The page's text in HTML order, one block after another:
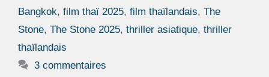
Bangkok, film thaï 2025, film thaïlandais, The
Stone, The Stone 2025, thriller asiatique, thriller
thaïlandais
3 commentaires